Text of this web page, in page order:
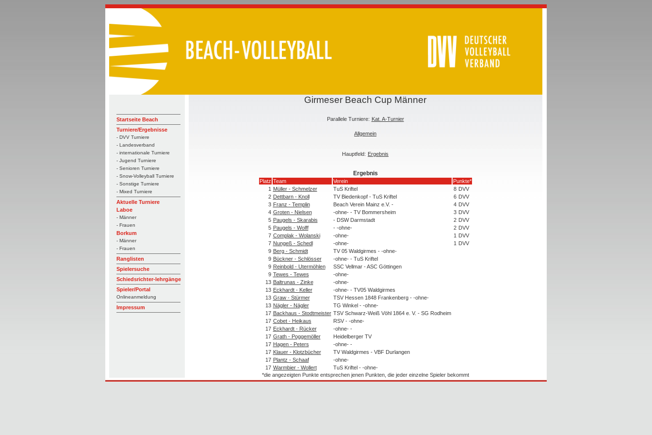
Startseite Beach
Turniere/Ergebnisse
- DVV Turniere
- Landesverband
- internationale Turniere
- Jugend Turniere
- Senioren Turniere
- Snow-Volleyball Turniere
- Sonstige Turniere
- Mixed Turniere
Aktuelle Turniere
Laboe
- Männer
- Frauen
Borkum
- Männer
- Frauen
Ranglisten
Spielersuche
Schiedsrichter-lehrgänge
Spieler/Portal
Onlineanmeldung
Impressum
Girmeser Beach Cup Männer
Parallele Turniere: Kat. A-Turnier
Allgemein
Hauptfeld: Ergebnis
Ergebnis
Platz Team Verein
Punkte*
1 Müller - Schmelzer TuS Kriftel 8 DVV
2 Dettbarn - Knoll TV Biedenkopf - TuS Kriftel 6 DVV
3 Franz - Templin Beach Verein Mainz e.V. - 4 DVV
4 Groten - Nielsen -ohne- - TV Bommersheim 3 DVV
5 Paugels - Skarabis - DSW Darmstadt 2 DVV
5 Paugels - Wolff - -ohne- 2 DVV
7 Complak - Wolanski -ohne- 1 DVV
7 Nungeß - Schedl -ohne- 1 DVV
9 Berg - Schmidt
TV 05 Waldgirmes - -ohne-
9 Bückner - Schlösser
-ohne- - TuS Kriftel
9 Reinbold - Utermöhlen
SSC Vellmar - ASC Göttingen
9 Tewes - Tewes
-ohne-
13 Baltrunas - Zinke
-ohne-
13 Eckhardt - Keller
-ohne- - TV05 Waldgirmes
13 Graw - Stürmer
TSV Hessen 1848 Frankenberg - -ohne-
13 Nägler - Nägler
TG Winkel - -ohne-
17 Backhaus - Stodtmeister TSV Schwarz-Weiß Vöhl 1864 e. V. - SG Rodheim
17 Cobet - Heikaus
RSV - -ohne-
17 Eckhardt - Rücker
-ohne- -
17 Grath - Poggemöller
Heidelberger TV
17 Hagen - Peters
-ohne- -
17 Klauer - Klotzbücher
TV Waldgirmes - VBF Durlangen
17 Plantz - Schaaf
-ohne-
17 Warmbier - Wollert
TuS Kriftel - -ohne-
*die angezeigten Punkte entsprechen jenen Punkten, die jeder einzelne Spieler bekommt